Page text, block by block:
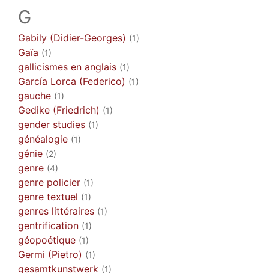
G
Gabily (Didier-Georges) (1)
Gaïa (1)
gallicismes en anglais (1)
García Lorca (Federico) (1)
gauche (1)
Gedike (Friedrich) (1)
gender studies (1)
généalogie (1)
génie (2)
genre (4)
genre policier (1)
genre textuel (1)
genres littéraires (1)
gentrification (1)
géopoétique (1)
Germi (Pietro) (1)
gesamtkunstwerk (1)